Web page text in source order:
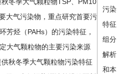
大气污染物，重点研究首要污
芳烃（PAHs）的污染特征，
大气颗粒物的主要污染来源
秋冬季大气颗粒物污染特征
污染
特征
组分
解析
和本